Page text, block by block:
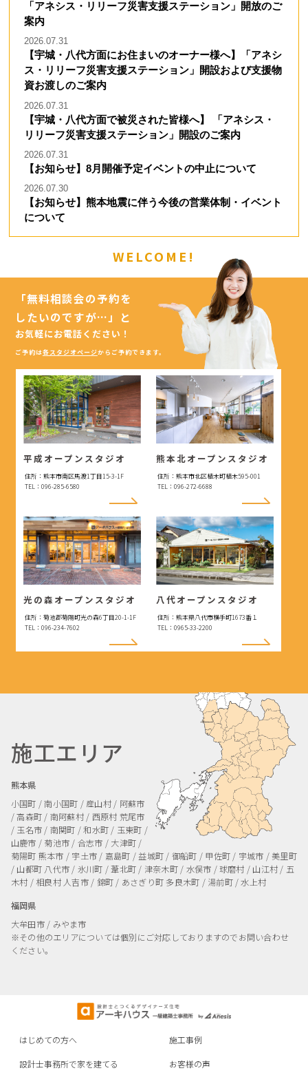
「アネシス・リリーフ災害支援ステーション」開放のご
案内
2026.07.31
【宇城・八代方面にお住まいのオーナー様へ】「アネシ
ス・リリーフ災害支援ステーション」開設および支援物
資お渡しのご案内
2026.07.31
【宇城・八代方面で被災された皆様へ】 「アネシス・
リリーフ災害支援ステーション」開設のご案内
2026.07.31
【お知らせ】8月開催予定イベントの中止について
2026.07.30
【お知らせ】熊本地震に伴う今後の営業体制・イベント
について
WELCOME!
「無料相談会の予約を
したいのですが…」
と
お気軽にお電話ください！
ご予約は各スタジオページからご予約できます。
平成オープンスタジオ
住所：熊本市南区馬渡1丁目15-3-1F
TEL：096-285-6580
熊本北オープンスタジオ
住所：熊本市北区植木町植木595-001
TEL：096-272-6688
光の森オープンスタジオ
住所：菊池郡菊陽町光の森6丁目20-1-1F
TEL：096-234-7602
八代オープンスタジオ
住所：熊本県八代市横手町1673番１
TEL：0965-33-2200
施工エリア
熊本県
小国町 / 南小国町 / 産山村 / 阿蘇市
/ 高森町 / 南阿蘇村 / 西原村 荒尾市
/ 玉名市 / 南関町 / 和水町 / 玉東町 /
山鹿市 / 菊池市 / 合志市 / 大津町 /
菊陽町 熊本市 / 宇土市 / 嘉島町 / 益城町 / 御船町 / 甲佐町 / 宇城市 / 美里町
/ 山都町 八代市 / 氷川町 / 葦北町 / 津奈木町 / 水俣市 / 球磨村 / 山江村 / 五
木村 / 相良村人吉市 / 錦町 / あさぎり町 多良木町 / 湯前町 / 水上村
福岡県
大牟田市 / みやま市
※その他のエリアについては個別にご対応しておりますのでお問い合わせ
ください。
はじめての方へ
設計士事務所で家を建てる
施工事例
お客様の声